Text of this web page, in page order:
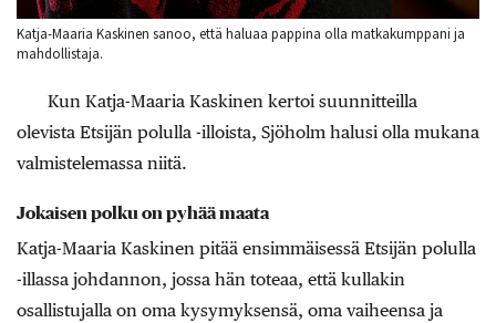
Katja-Maaria Kaskinen sanoo, että haluaa pappina olla matkakumppani ja
mahdollistaja.
Kun Katja-Maaria Kaskinen kertoi suunnitteilla
olevista Etsijän polulla -illoista, Sjöholm halusi olla mukana
valmistelemassa niitä.
Jokaisen polku on pyhää maata
Katja-Maaria Kaskinen pitää ensimmäisessä Etsijän polulla
-illassa johdannon, jossa hän toteaa, että kullakin
osallistujalla on oma kysymyksensä, oma vaiheensa ja